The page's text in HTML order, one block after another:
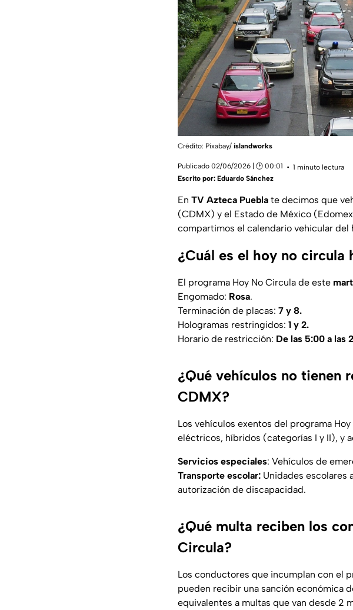
Crédito: Pixabay/ islandworks
Publicado 02/06/2026 | 🕑 00:01
1 minuto lectura
Escrito por: Eduardo Sánchez
En TV Azteca Puebla te decimos que
(CDMX) y el Estado de México
compartimos el calendario vehicular del
¿Cuál es el hoy no
El programa Hoy No Circula de este
Engomado: Rosa.
Terminación de placas: 7 y 8.
Hologramas restringidos: 1 y 2.
Horario de restricción: De las 5:00 a las
¿Qué vehículos no tienen
CDMX?
Los vehículos exentos del programa
eléctricos, híbridos (categorías I y II), y
Servicios especiales: Vehículos de
Transporte escolar: Unidades escolares
autorización de discapacidad.
¿Qué multa reciben los
Circula?
Los conductores que incumplan con el
pueden recibir una sanción económica
equivalentes a multas que van desde 2